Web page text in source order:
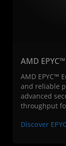
AMD
AMD EPYC™
and reliable
advanced
throughput
Discover